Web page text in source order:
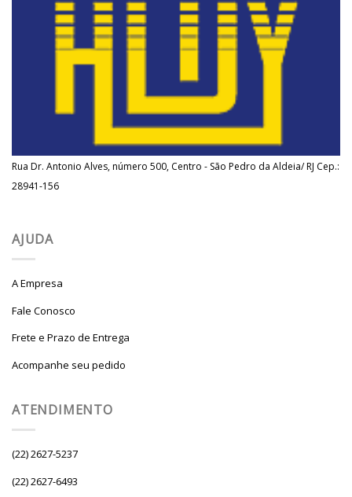
Rua Dr. Antonio Alves, número 500, Centro - São Pedro da Aldeia/ RJ Cep.:
28941-156
AJUDA
A Empresa
Fale Conosco
Frete e Prazo de Entrega
Acompanhe seu pedido
ATENDIMENTO
(22) 2627-5237
(22) 2627-6493